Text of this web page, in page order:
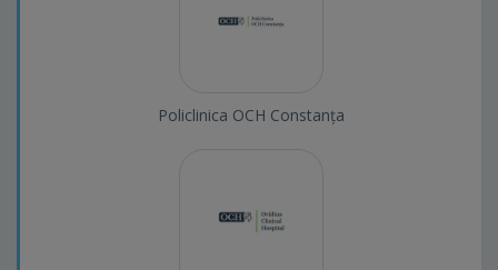
Policlinica OCH Constanța